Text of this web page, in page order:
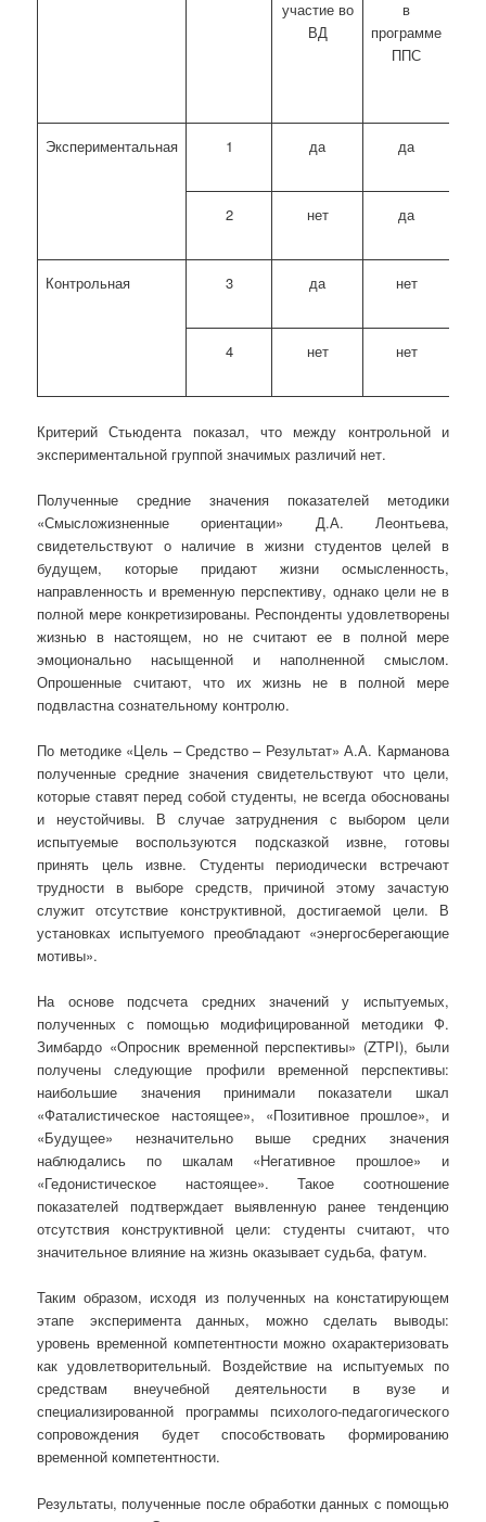
участие во
ВД
в
программе
ППС
Экспериментальная 1 да да
2 нет да
Контрольная 3 да нет
4 нет нет
Критерий Стьюдента показал, что между контрольной и
экспериментальной группой значимых различий нет.
Полученные средние значения показателей методики
«Смысложизненные ориентации» Д.А. Леонтьева,
свидетельствуют о наличие в жизни студентов целей в
будущем, которые придают жизни осмысленность,
направленность и временную перспективу, однако цели не в
полной мере конкретизированы. Респонденты удовлетворены
жизнью в настоящем, но не считают ее в полной мере
эмоционально насыщенной и наполненной смыслом.
Опрошенные считают, что их жизнь не в полной мере
подвластна сознательному контролю.
По методике «Цель – Средство – Результат» А.А. Карманова
полученные средние значения свидетельствуют что цели,
которые ставят перед собой студенты, не всегда обоснованы
и неустойчивы. В случае затруднения с выбором цели
испытуемые воспользуются подсказкой извне, готовы
принять цель извне. Студенты периодически встречают
трудности в выборе средств, причиной этому зачастую
служит отсутствие конструктивной, достигаемой цели. В
установках испытуемого преобладают «энергосберегающие
мотивы».
На основе подсчета средних значений у испытуемых,
полученных с помощью модифицированной методики Ф.
Зимбардо «Опросник временной перспективы» (ZTPI), были
получены следующие профили временной перспективы:
наибольшие значения принимали показатели шкал
«Фаталистическое настоящее», «Позитивное прошлое», и
«Будущее» незначительно выше средних значения
наблюдались по шкалам «Негативное прошлое» и
«Гедонистическое настоящее». Такое соотношение
показателей подтверждает выявленную ранее тенденцию
отсутствия конструктивной цели: студенты считают, что
значительное влияние на жизнь оказывает судьба, фатум.
Таким образом, исходя из полученных на констатирующем
этапе эксперимента данных, можно сделать выводы:
уровень временной компетентности можно охарактеризовать
как удовлетворительный. Воздействие на испытуемых по
средствам внеучебной деятельности в вузе и
специализированной программы психолого-педагогического
сопровождения будет способствовать формированию
временной компетентности.
Результаты, полученные после обработки данных с помощью